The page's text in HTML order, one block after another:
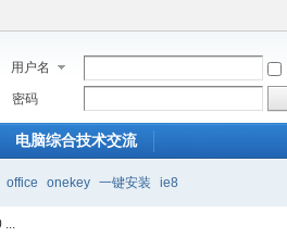
用户名
密码
电脑综合技术交流
office onekey 一键安装 ie8
...